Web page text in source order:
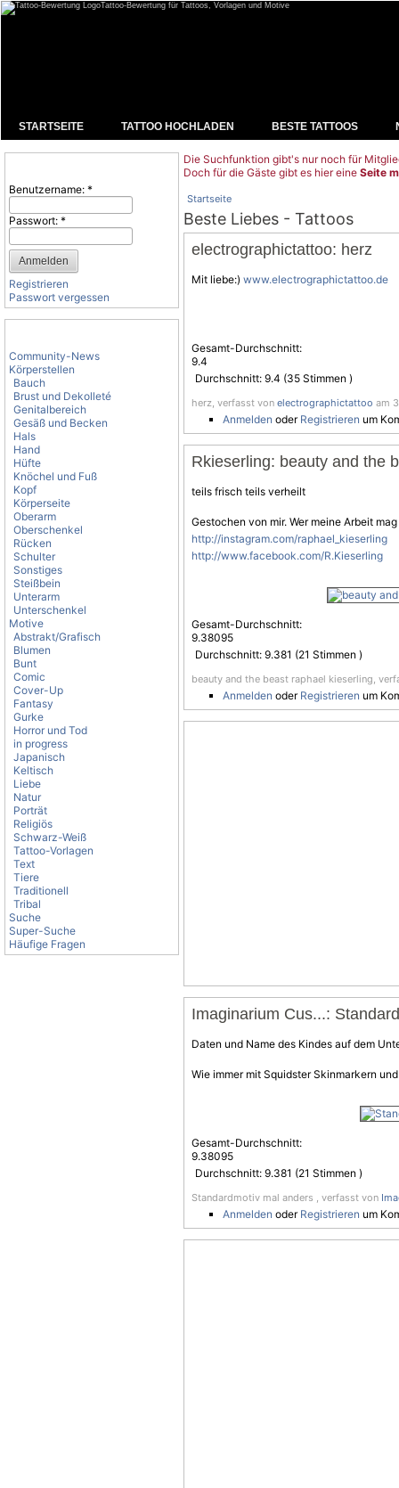
Tattoo-Bewertung für Tattoos, Vorlagen und Motive
STARTSEITE TATTOO HOCHLADEN BESTE TATTOOS
Benutzername: *
Passwort: *
Registrieren
Passwort vergessen
Community-News
Körperstellen
Bauch
Brust und Dekolleté
Genitalbereich
Gesäß und Becken
Hals
Hand
Hüfte
Knöchel und Fuß
Kopf
Körperseite
Oberarm
Oberschenkel
Rücken
Schulter
Sonstiges
Steißbein
Unterarm
Unterschenkel
Motive
Abstrakt/Grafisch
Blumen
Bunt
Comic
Cover-Up
Fantasy
Gurke
Horror und Tod
in progress
Japanisch
Keltisch
Liebe
Natur
Porträt
Religiös
Schwarz-Weiß
Tattoo-Vorlagen
Text
Tiere
Traditionell
Tribal
Suche
Super-Suche
Häufige Fragen
Die Suchfunktion gibt's nur noch für
Doch für die Gäste gibt es hier eine Seite
Startseite
Beste Liebes - Tattoos
electrographictattoo: herz
Mit liebe:) www.electrographictattoo.de
Gesamt-Durchschnitt:
9.4
Durchschnitt: 9.4 (35 Stimmen )
herz, verfasst von electrographictattoo am
Anmelden oder Registrieren um
Rkieserling: beauty and the
teils frisch teils verheilt
Gestochen von mir. Wer meine Arbeit
http://instagram.com/raphael_kieserling
http://www.facebook.com/R.Kieserling
Gesamt-Durchschnitt:
9.38095
Durchschnitt: 9.381 (21 Stimmen )
beauty and the beast raphael kieserling,
Anmelden oder Registrieren um
Imaginarium Cus...:
Daten und Name des Kindes auf dem
Wie immer mit Squidster Skinmarkern
Gesamt-Durchschnitt:
9.38095
Durchschnitt: 9.381 (21 Stimmen )
Standardmotiv mal anders , verfasst von
Anmelden oder Registrieren um